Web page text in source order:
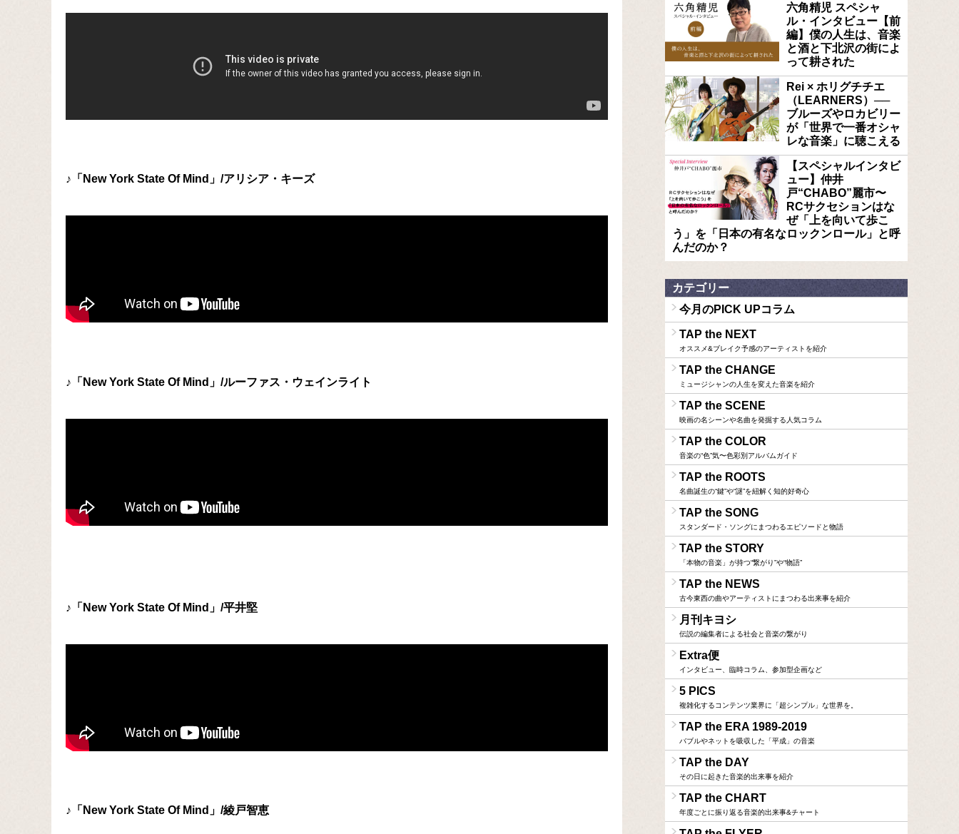
♪「New York State Of Mind」/アリシア・キーズ
♪「New York State Of Mind」/ルーファス・ウェインライト
♪「New York State Of Mind」/平井堅
♪「New York State Of Mind」/綾戸智恵
六角精児 スペシャ
ル・インタビュー【前
編】僕の人生は、音楽
と酒と下北沢の街によ
って耕された
Rei × ホリグチチエ
（LEARNERS）──
ブルーズやロカビリー
が「世界で一番オシャ
レな音楽」に聴こえる
【スペシャルインタビ
ュー】仲井
戸“CHABO”麗市〜
RCサクセションはな
ぜ「上を向いて歩こ
う」を「日本の有名なロックンロール」と呼
んだのか？
カテゴリー
今月のPICK UPコラム
TAP the NEXT
オススメ&ブレイク予感のアーティストを紹介
TAP the CHANGE
ミュージシャンの人生を変えた音楽を紹介
TAP the SCENE
映画の名シーンや名曲を発掘する人気コラム
TAP the COLOR
音楽の“色”気〜色彩別アルバムガイド
TAP the ROOTS
名曲誕生の“鍵”や“謎”を紐解く知的好奇心
TAP the SONG
スタンダード・ソングにまつわるエピソードと物語
TAP the STORY
「本物の音楽」が持つ“繋がり”や“物語”
TAP the NEWS
古今東西の曲やアーティストにまつわる出来事を紹介
月刊キヨシ
伝説の編集者による社会と音楽の繋がり
Extra便
インタビュー、臨時コラム、参加型企画など
5 PICS
複雑化するコンテンツ業界に「超シンプル」な世界を。
TAP the ERA 1989-2019
バブルやネットを吸収した「平成」の音楽
TAP the DAY
その日に起きた音楽的出来事を紹介
TAP the CHART
年度ごとに振り返る音楽的出来事&チャート